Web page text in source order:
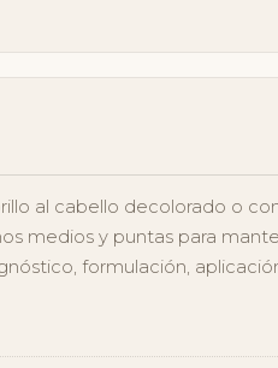
al cabello decolorado o
medios y puntas para
formulación,